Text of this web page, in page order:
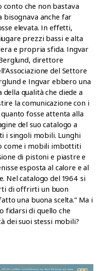
che non bastava
bisognava anche far
elevata. In effetti,
prezzi bassi e alta
e propria sfida. Ingvar
direttore
Associazione del Settore
e Ingvar ebbero una
qualità che diede a
la comunicazione con i
fosse attenta alla
del suo catalogo a
i singoli mobili. Lunghi
come i mobili imbottiti
di pistoni e piastre e
esposta al calore e al
Nel catalogo del 1964 si
di offrirti un buon
una buona scelta.” Ma i
fidarsi di quello che
dei suoi stessi mobili?